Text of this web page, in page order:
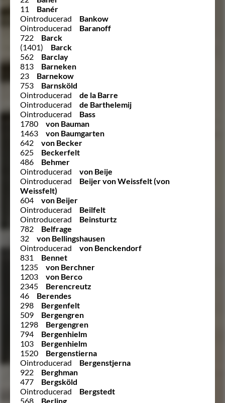
11
Banér
Ointroducerad
Bankow
Ointroducerad
Baranoff
722
Barck
(1401)
Barck
562
Barclay
813
Barneken
23
Barnekow
753
Barnsköld
Ointroducerad
de la Barre
Ointroducerad
de Barthelemij
Ointroducerad
Bass
1780
von Bauman
1463
von Baumgarten
642
von Becker
625
Beckerfelt
486
Behmer
Ointroducerad
von Beije
Ointroducerad
Beijer von Weissfelt (von
Weissfelt)
604
von Beijer
Ointroducerad
Beilfelt
Ointroducerad
Beinsturtz
782
Belfrage
32
von Bellingshausen
Ointroducerad
von Benckendorf
831
Bennet
1235
von Berchner
1203
von Berco
2345
Berencreutz
46
Berendes
298
Bergenfelt
509
Bergengren
1298
Bergengren
794
Bergenhielm
103
Bergenhielm
1520
Bergenstierna
Ointroducerad
Bergenstjerna
922
Berghman
477
Bergsköld
Ointroducerad
Bergstedt
568
Berling